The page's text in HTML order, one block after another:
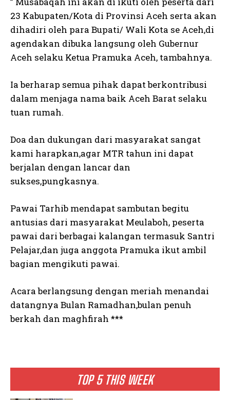
TOP 5 THIS WEEK
23 Kabupaten/Kota di Provinsi Aceh serta akan
dihadiri oleh para Bupati/ Wali Kota se Aceh,di
agendakan dibuka langsung oleh Gubernur
Aceh selaku Ketua Pramuka Aceh, tambahnya.
Ia berharap semua pihak dapat berkontribusi
dalam menjaga nama baik Aceh Barat selaku
tuan rumah.
Doa dan dukungan dari masyarakat sangat
kami harapkan,agar MTR tahun ini dapat
berjalan dengan lancar dan
sukses,pungkasnya.
Pawai Tarhib mendapat sambutan begitu
antusias dari masyarakat Meulaboh, peserta
pawai dari berbagai kalangan termasuk Santri
Pelajar,dan juga anggota Pramuka ikut ambil
bagian mengikuti pawai.
Acara berlangsung dengan meriah menandai
datangnya Bulan Ramadhan,bulan penuh
berkah dan maghfirah ***